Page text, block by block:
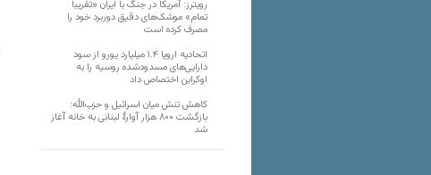
رویترز: آمریکا در جنگ با ایران «تقریباً
تمام» موشک‌های دقیق دوربرد خود را
مصرف کرده است
اتحادیه اروپا ۱.۴ میلیارد یورو از سود
دارایی‌های مسدودشده روسیه را به
اوکراین ‏اختصاص داد
کاهش تنش میان اسرائیل و حزب‌الله؛
بازگشت ۸۰۰ هزار آوارۀ لبنانی به خانه‌ آغاز
شد